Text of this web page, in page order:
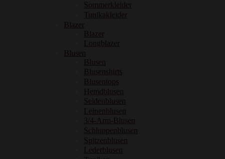
Sommerkleider
Tunikakleider
Blazer
Blazer
Longblazer
Blusen
Blusen
Blusenshirts
Blusentops
Hemdblusen
Seidenblusen
Leinenblusen
3/4-Arm-Blusen
Schluppenblusen
Spitzenblusen
Lederblusen